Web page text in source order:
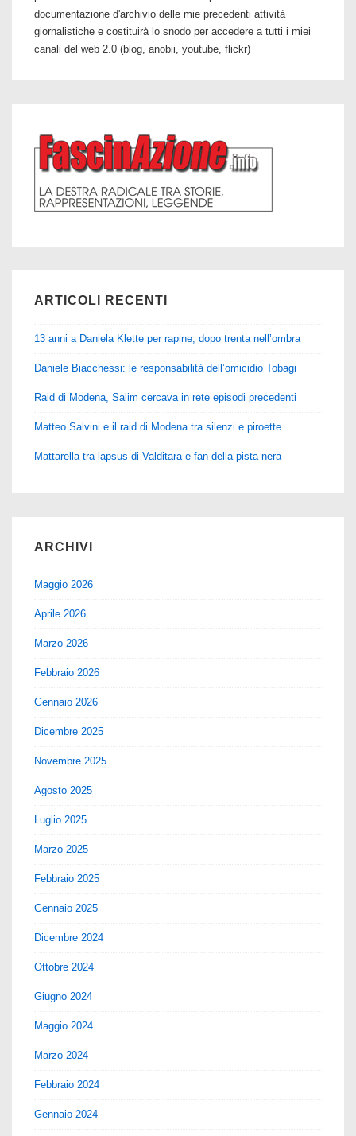
documentazione d'archivio delle mie precedenti attività
giornalistiche e costituirà lo snodo per accedere a tutti i miei
canali del web 2.0 (blog, anobii, youtube, flickr)
ARTICOLI RECENTI
13 anni a Daniela Klette per rapine, dopo trenta nell’ombra
Daniele Biacchessi: le responsabilità dell’omicidio Tobagi
Raid di Modena, Salim cercava in rete episodi precedenti
Matteo Salvini e il raid di Modena tra silenzi e piroette
Mattarella tra lapsus di Valditara e fan della pista nera
ARCHIVI
Maggio 2026
Aprile 2026
Marzo 2026
Febbraio 2026
Gennaio 2026
Dicembre 2025
Novembre 2025
Agosto 2025
Luglio 2025
Marzo 2025
Febbraio 2025
Gennaio 2025
Dicembre 2024
Ottobre 2024
Giugno 2024
Maggio 2024
Marzo 2024
Febbraio 2024
Gennaio 2024